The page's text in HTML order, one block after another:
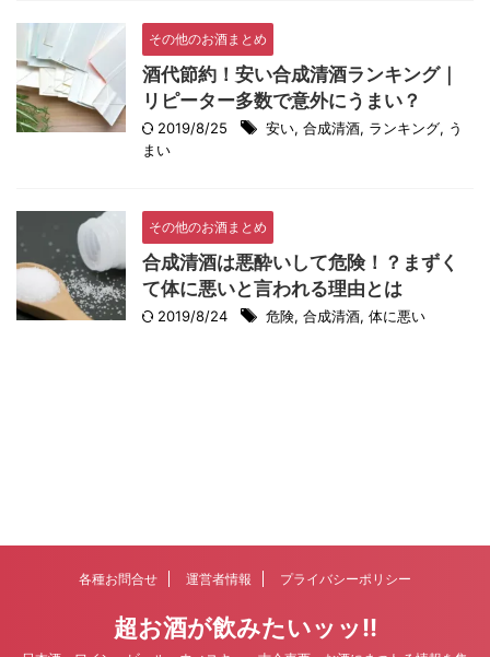
その他のお酒まとめ
酒代節約！安い合成清酒ランキング｜
リピーター多数で意外にうまい？
2019/8/25 安い, 合成清酒, ランキング, う
まい
その他のお酒まとめ
合成清酒は悪酔いして危険！？まずく
て体に悪いと言われる理由とは
2019/8/24 危険, 合成清酒, 体に悪い
各種お問合せ 運営者情報 プライバシーポリシー
超お酒が飲みたいッッ!!